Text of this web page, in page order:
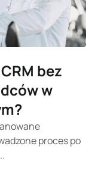
bez
w
proces po